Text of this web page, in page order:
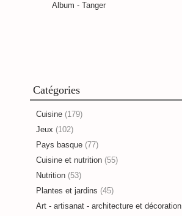
Album - Tanger
Catégories
Cuisine (179)
Jeux (102)
Pays basque (77)
Cuisine et nutrition (55)
Nutrition (53)
Plantes et jardins (45)
Art - artisanat - architecture et décoration